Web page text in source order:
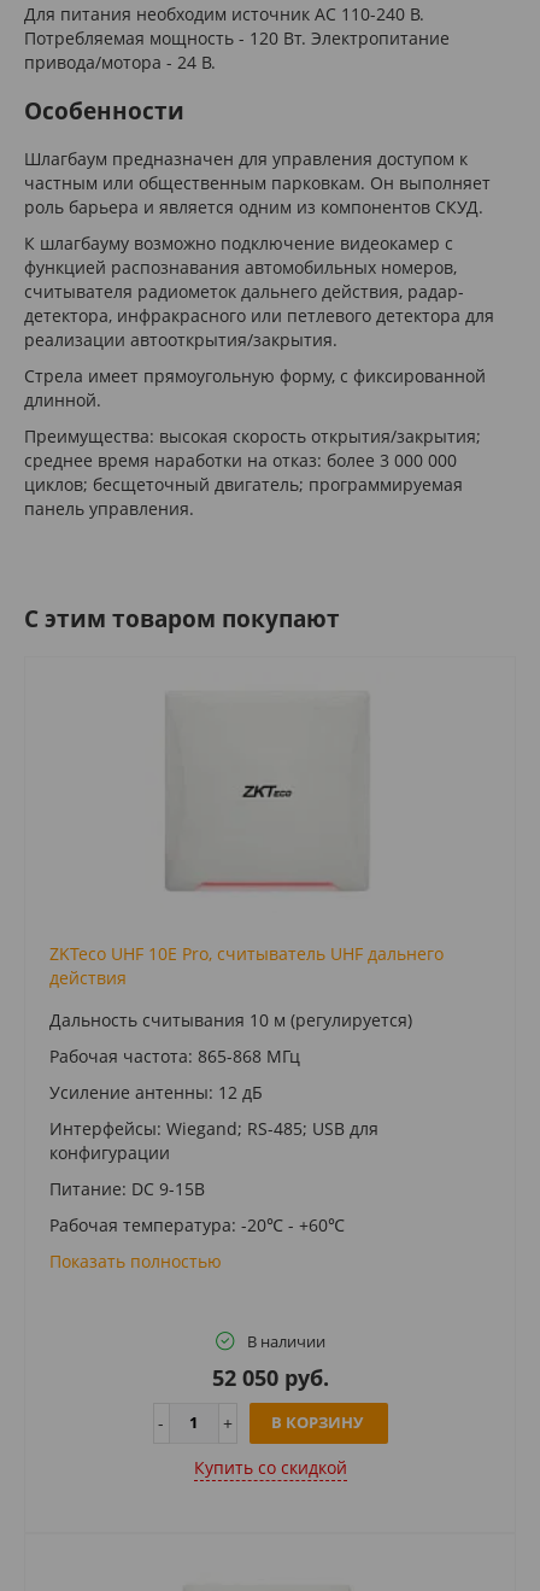
Для питания необходим источник AC 110-240 В.
Потребляемая мощность - 120 Вт. Электропитание
привода/мотора - 24 В.
Особенности
Шлагбаум предназначен для управления доступом к
частным или общественным парковкам. Он выполняет
роль барьера и является одним из компонентов СКУД.
К шлагбауму возможно подключение видеокамер с
функцией распознавания автомобильных номеров,
считывателя радиометок дальнего действия, радар-
детектора, инфракрасного или петлевого детектора для
реализации автооткрытия/закрытия.
Стрела имеет прямоугольную форму, с фиксированной
длинной.
Преимущества: высокая скорость открытия/закрытия;
среднее время наработки на отказ: более 3 000 000
циклов; бесщеточный двигатель; программируемая
панель управления.
C этим товаром покупают
ZKTeco UHF 10E Pro, считыватель UHF дальнего
действия
Дальность считывания 10 м (регулируется)
Рабочая частота: 865-868 МГц
Усиление антенны: 12 дБ
Интерфейсы: Wiegand; RS-485; USB для
конфигурации
Питание: DC 9-15В
Рабочая температура: -20℃ - +60℃
Показать полностью
В наличии
52 050 руб.
В КОРЗИНУ
Купить cо скидкой